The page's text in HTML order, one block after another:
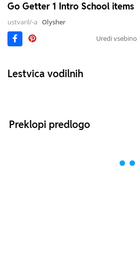
Go Getter 1 Intro School items
ustvaril/-a Olysher
Uredi vsebino
Lestvica vodilnih
Preklopi predlogo